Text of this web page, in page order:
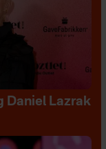
Daniel Lazrak